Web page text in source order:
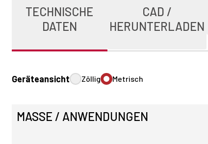
TECHNISCHE
DATEN
CAD /
HERUNTERLADEN
Geräteansicht Zöllig Metrisch
MASSE / ANWENDUNGEN